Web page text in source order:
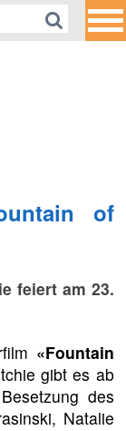
of
feiert am 23.
«Fountain
gibt es ab
des
Natalie